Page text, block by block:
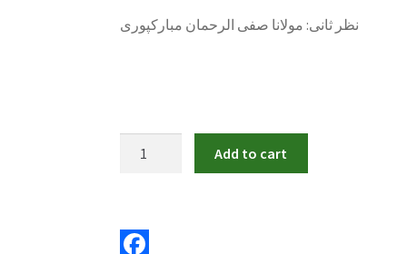
نظر ثانی: مولانا صفی الرحمان مبارکپوری
Add to cart